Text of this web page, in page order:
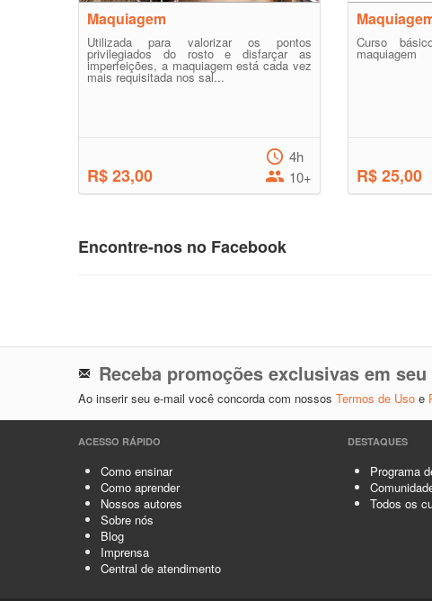
Maquiagem
Utilizada para valorizar os pontos
privilegiados do rosto e disfarçar as
imperfeições, a maquiagem está cada vez
mais requisitada nos sal...
R$ 23,00
4h
10+
Curso
maquiagem
R$ 25,00
Encontre-nos no Facebook
Receba promoções exclusivas em
Ao inserir seu e-mail você concorda com nossos Termos de Uso e
ACESSO RÁPIDO
Como ensinar
Como aprender
Nossos autores
Sobre nós
Blog
Imprensa
Central de atendimento
DESTAQUES
Programa
Todos os